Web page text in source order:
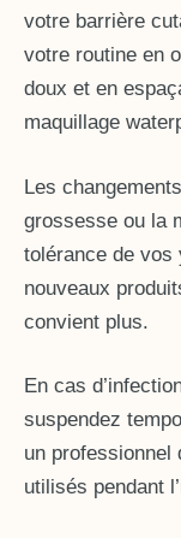
votre barrière
votre routine en
doux et en
maquillage
Les
grossesse ou la
tolérance de vos
nouveaux
convient plus.
En cas
suspendez
un professionnel
utilisés pendant